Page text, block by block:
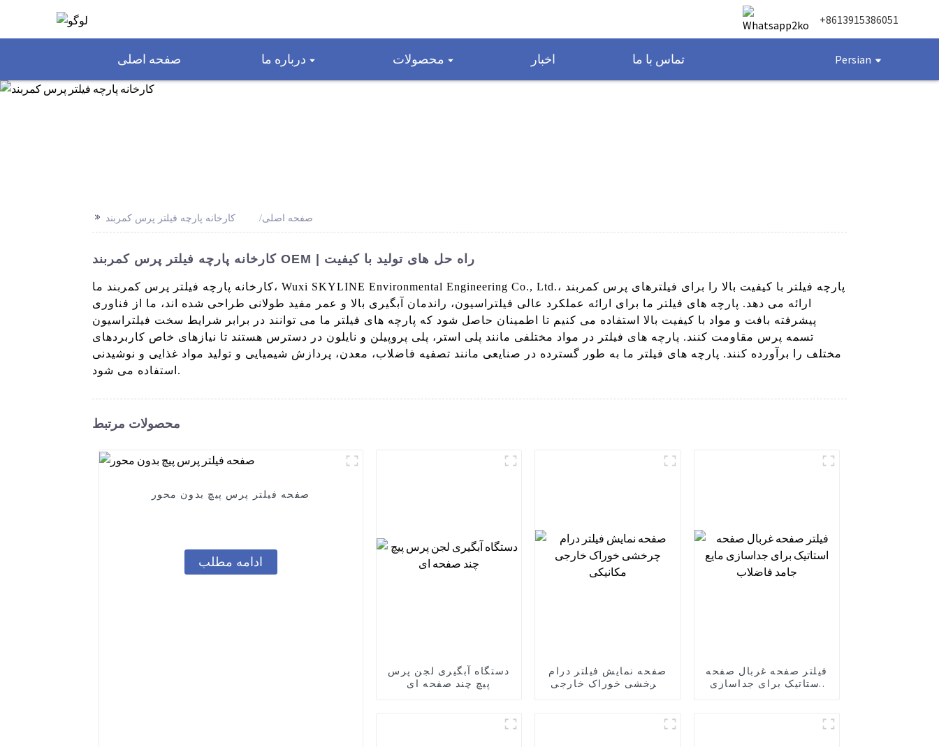
+8613915386051
صفحه اصلی درباره ما محصولات اخبار تماس با ما Persian
>> صفحه اصلی کارخانه پارچه فیلتر پرس کمربند
کارخانه پارچه فیلتر پرس کمربند OEM | راه حل های تولید با کیفیت
کارخانه پارچه فیلتر پرس کمربند ما، Wuxi SKYLINE Environmental Engineering Co., Ltd.، پارچه فیلتر با کیفیت بالا را برای فیلترهای پرس کمربند
ارائه می دهد. پارچه های فیلتر ما برای ارائه عملکرد عالی فیلتراسیون، راندمان آبگیری بالا و عمر مفید طولانی طراحی شده اند، ما از فناوری
پیشرفته بافت و مواد با کیفیت بالا استفاده می کنیم تا اطمینان حاصل شود که پارچه های فیلتر ما می توانند در برابر شرایط سخت فیلتراسیون
تسمه پرس مقاومت کنند. پارچه های فیلتر در مواد مختلفی مانند پلی استر، پلی پروپیلن و نایلون در دسترس هستند تا نیازهای خاص کاربردهای
مختلف را برآورده کنند. پارچه های فیلتر ما به طور گسترده در صنایعی مانند تصفیه فاضلاب، معدن، پردازش شیمیایی و تولید مواد غذایی و نوشیدنی
استفاده می شود.
محصولات مرتبط
صفحه فیلتر پرس پیچ بدون محور
ادامه مطلب
دستگاه آبگیری لجن پرس
پیچ چند صفحه ای
صفحه نمایش فیلتر درام
چرخشی خوراک خارجی
فیلتر صفحه غربال صفحه
استاتیک برای جداسازی